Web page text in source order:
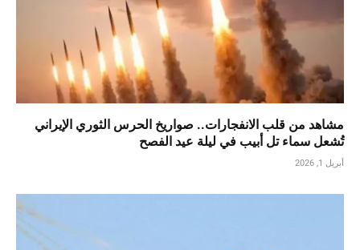
مشاهد من قلب الانفجارات.. صواريخ الحرس الثوري الإيراني
تُشعل سماء تل أبيب في ليلة عيد الفصح
أبريل 1, 2026